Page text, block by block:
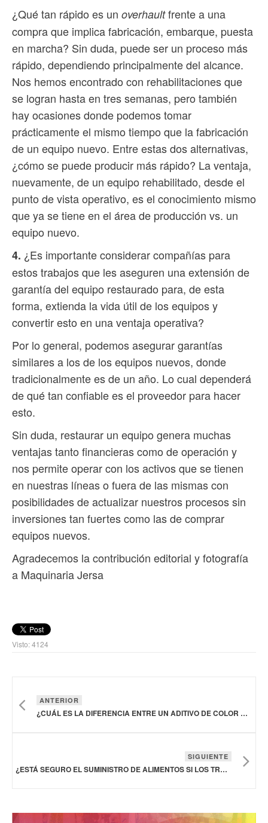
¿Qué tan rápido es un overhaultfrente a una
compra que implica fabricación, embarque, puesta
en marcha? Sin duda, puede ser un proceso más
rápido, dependiendo principalmente del alcance.
Nos hemos encontrado con rehabilitaciones que
se logran hasta en tres semanas, pero también
hay ocasiones donde podemos tomar
prácticamente el mismo tiempo que la fabricación
de un equipo nuevo. Entre estas dos alternativas,
¿cómo se puede producir más rápido? La ventaja,
nuevamente, de un equipo rehabilitado, desde el
punto de vista operativo, es el conocimiento mismo
que ya se tiene en el área de producción vs. un
equipo nuevo.
4. ¿Es importante considerar compañías para
estos trabajos que les aseguren una extensión de
garantía del equipo restaurado para, de esta
forma, extienda la vida útil de los equipos y
convertir esto en una ventaja operativa?
Por lo general, podemos asegurar garantías
similares a los de los equipos nuevos, donde
tradicionalmente es de un año. Lo cual dependerá
de qué tan confiable es el proveedor para hacer
esto.
Sin duda, restaurar un equipo genera muchas
ventajas tanto financieras como de operación y
nos permite operar con los activos que se tienen
en nuestras líneas o fuera de las mismas con
posibilidades de actualizar nuestros procesos sin
inversiones tan fuertes como las de comprar
equipos nuevos.
Agradecemos la contribución editorial y fotografía
a Maquinaria Jersa
Visto: 4124
ANTERIOR
¿CUÁL ES LA DIFERENCIA ENTRE UN ADITIVO DE COLOR CERTIFICADO Y UNO EXENTO?
SIGUIENTE
¿ESTÁ SEGURO EL SUMINISTRO DE ALIMENTOS SI LOS TRABAJADORES DE LA INDUSTRIA ALIMENTARIA HAN SIDO EXPUESTOS O SE CONTAGIAN CON COVID-19?